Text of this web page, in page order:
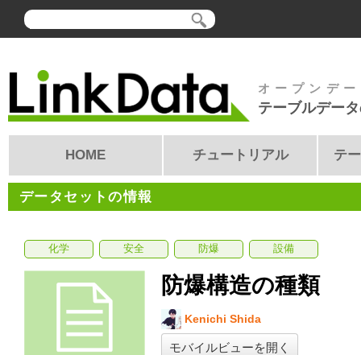
オープンデ
テーブルデー
HOME チュートリアル テ
データセットの情報
化学 安全 防爆 設備
防爆構造の種類
Kenichi Shida
モバイルビューを開く